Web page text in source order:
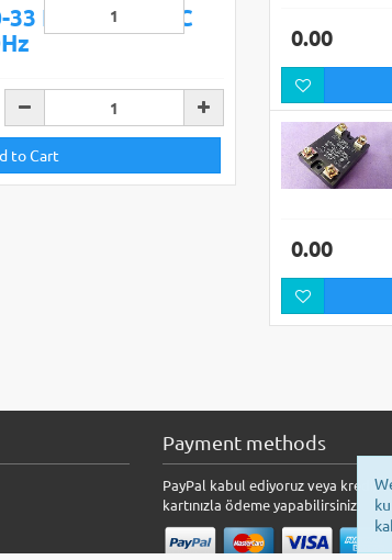
0.00
33 Filter 250VAC
to Cart
0.00
Payment methods
PayPal kabul ediyoruz veya kredi/
kartınızla ödeme yapabilirsiniz.